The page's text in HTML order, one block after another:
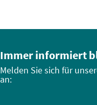
Immer informiert
Melden Sie sich für
an: